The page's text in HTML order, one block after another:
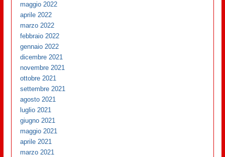
maggio 2022
aprile 2022
marzo 2022
febbraio 2022
gennaio 2022
dicembre 2021
novembre 2021
ottobre 2021
settembre 2021
agosto 2021
luglio 2021
giugno 2021
maggio 2021
aprile 2021
marzo 2021